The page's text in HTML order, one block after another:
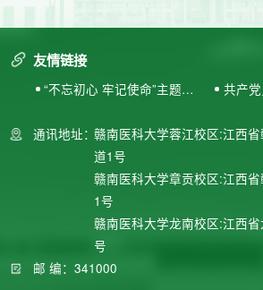
友情链接
“不忘初心 牢记使命”主题教
共产
通讯地址：赣南医科大学蓉江校区:江西
道1号
赣南医科大学章贡校区:江西
1号
赣南医科大学龙南校区:江西
号
邮 编：341000